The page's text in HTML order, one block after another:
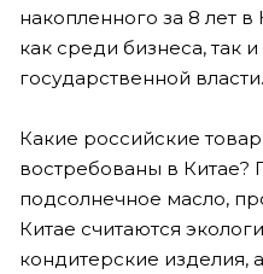
накопленного за 8 лет
как среди бизнеса, так
государственной власти.
Какие российские
востребованы в Китае?
подсолнечное масло,
Китае считаются
кондитерские изделия,